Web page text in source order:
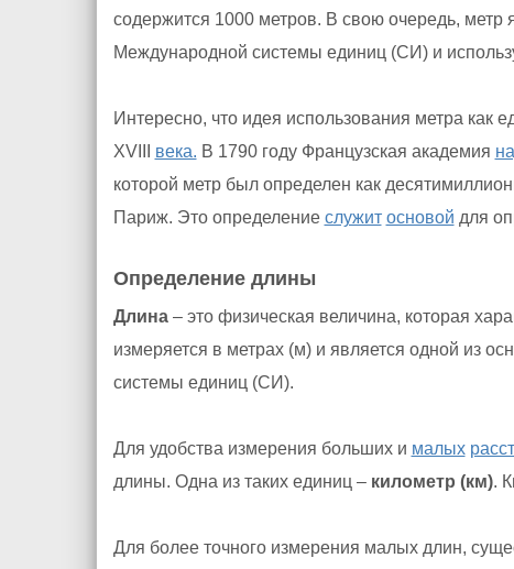
содержится 1000 метров. В свою очередь, метр
Международной системы единиц (СИ) и
Интересно, что идея использования метра
XVIII века. В 1790 году Французская академия
которой метр был определен как
Париж. Это определение служит основой для
Определение длины
Длина– это физическая величина, которая
измеряется в метрах (м) и является одной из
системы единиц (СИ).
Для удобства измерения больших и малых
длины. Одна из таких единиц – километр (км).
Для более точного измерения малых длин,